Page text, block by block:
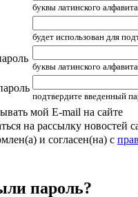
буквы латинского
будет использован для
буквы латинского
подтвердите введенный
мой E-mail на сайте
на рассылку новостей
и согласен(на) с
пароль?